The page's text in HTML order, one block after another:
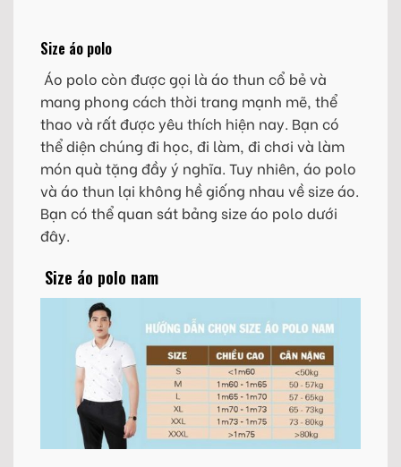
Size áo polo
Áo polo còn được gọi là áo thun cổ bẻ và
mang phong cách thời trang mạnh mẽ, thể
thao và rất được yêu thích hiện nay. Bạn có
thể diện chúng đi học, đi làm, đi chơi và làm
món quà tặng đầy ý nghĩa. Tuy nhiên, áo polo
và áo thun lại không hề giống nhau về size áo.
Bạn có thể quan sát bảng size áo polo dưới
đây.
Size áo polo nam